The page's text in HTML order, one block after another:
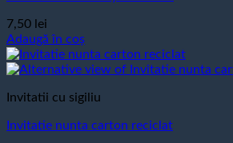
7,50 lei
Adaugă în coș
Invitatii cu sigiliu
Invitatie nunta carton reciclat